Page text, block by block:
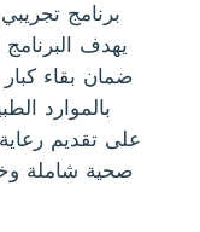
برنامج
ضمان بقاء
بالموارد
صحية شاملة